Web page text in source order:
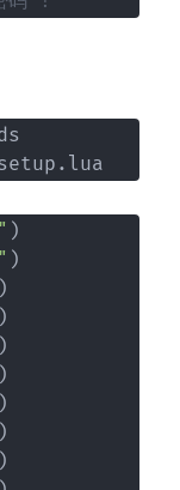
)
)
)
)
)
)
)
)
)